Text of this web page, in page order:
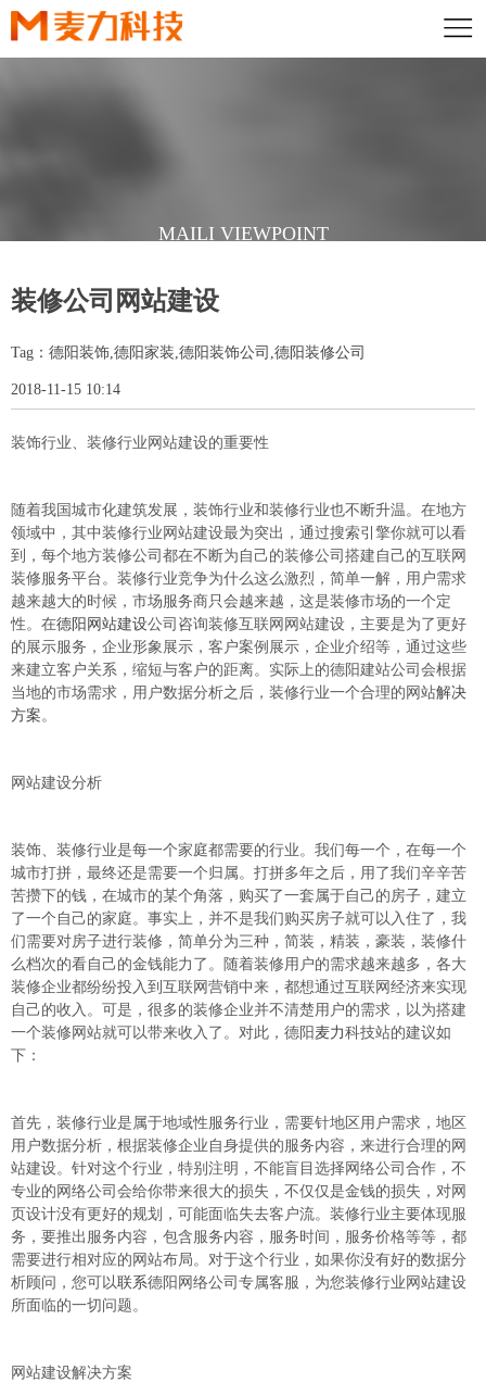
MAILI VIEWPOINT
的地为设计而设计的做法
装修公司网站建设
Tag：德阳装饰,德阳家装,德阳装饰公司,德阳装修公司
2018-11-15 10:14
装饰行业、装修行业网站建设的重要性
随着我国城市化建筑发展，装饰行业和装修行业也不断升温。在地方
领域中，其中装修行业网站建设最为突出，通过搜索引擎你就可以看
到，每个地方装修公司都在不断为自己的装修公司搭建自己的互联网
装修服务平台。装修行业竞争为什么这么激烈，简单一解，用户需求
越来越大的时候，市场服务商只会越来越，这是装修市场的一个定
性。在德阳网站建设公司咨询装修互联网网站建设，主要是为了更好
的展示服务，企业形象展示，客户案例展示，企业介绍等，通过这些
来建立客户关系，缩短与客户的距离。实际上的德阳建站公司会根据
当地的市场需求，用户数据分析之后，装修行业一个合理的网站解决
方案。
网站建设分析
装饰、装修行业是每一个家庭都需要的行业。我们每一个，在每一个
城市打拼，最终还是需要一个归属。打拼多年之后，用了我们辛辛苦
苦攒下的钱，在城市的某个角落，购买了一套属于自己的房子，建立
了一个自己的家庭。事实上，并不是我们购买房子就可以入住了，我
们需要对房子进行装修，简单分为三种，简装，精装，豪装，装修什
么档次的看自己的金钱能力了。随着装修用户的需求越来越多，各大
装修企业都纷纷投入到互联网营销中来，都想通过互联网经济来实现
自己的收入。可是，很多的装修企业并不清楚用户的需求，以为搭建
一个装修网站就可以带来收入了。对此，德阳 麦力科技站的建议如
下：
首先，装修行业是属于地域性服务行业，需要针地区用户需求，地区
用户数据分析，根据装修企业自身提供的服务内容，来进行合理的网
站建设。针对这个行业，特别注明，不能盲目选择网络公司合作，不
专业的网络公司会给你带来很大的损失，不仅仅是金钱的损失，对网
页设计没有更好的规划，可能面临失去客户流。装修行业主要体现服
务，要推出服务内容，包含服务内容，服务时间，服务价格等等，都
需要进行相对应的网站布局。对于这个行业，如果你没有好的数据分
析顾问，您可以联系德阳网络公司专属客服，为您装修行业网站建设
所面临的一切问题。
网站建设解决方案